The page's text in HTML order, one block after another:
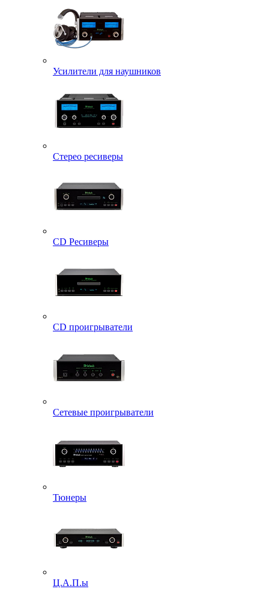
Усилители для наушников
Стерео ресиверы
CD Ресиверы
CD проигрыватели
Сетевые проигрыватели
Тюнеры
Ц.А.П.ы